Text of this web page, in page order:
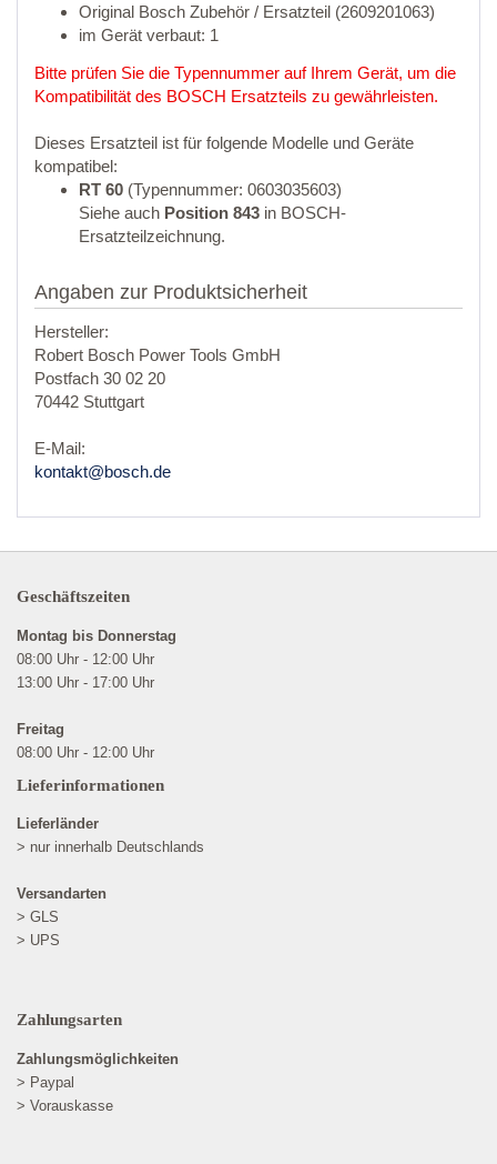
Original Bosch Zubehör / Ersatzteil (2609201063)
im Gerät verbaut: 1
Bitte prüfen Sie die Typennummer auf Ihrem Gerät, um die
Kompatibilität des BOSCH Ersatzteils zu gewährleisten.
Dieses Ersatzteil ist für folgende Modelle und Geräte
kompatibel:
RT 60 (Typennummer: 0603035603)
Siehe auch Position 843 in BOSCH-
Ersatzteilzeichnung.
Angaben zur Produktsicherheit
Hersteller:
Robert Bosch Power Tools GmbH
Postfach 30 02 20
70442 Stuttgart
E-Mail:
kontakt@bosch.de
Geschäftszeiten
Montag bis Donnerstag
08:00 Uhr - 12:00 Uhr
13:00 Uhr - 17:00 Uhr
Freitag
08:00 Uhr - 12:00 Uhr
Lieferinformationen
Lieferländer
> nur innerhalb Deutschlands
Versandarten
> GLS
> UPS
Zahlungsarten
Zahlungsmöglichkeiten
> Paypal
> Vorauskasse